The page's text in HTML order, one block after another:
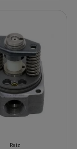
Raíz